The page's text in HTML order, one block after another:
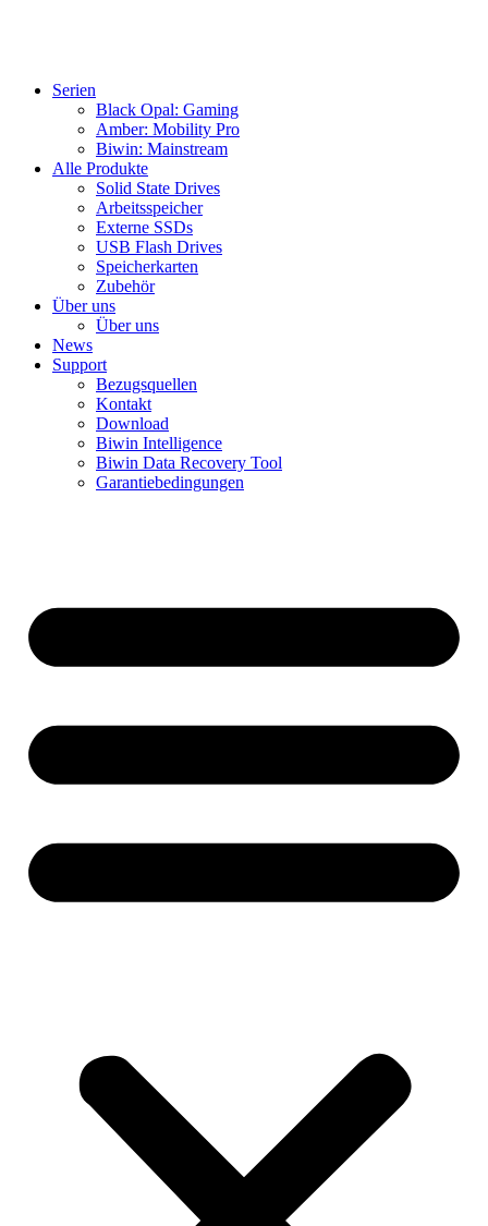
Serien
Black Opal: Gaming
Amber: Mobility Pro
Biwin: Mainstream
Alle Produkte
Solid State Drives
Arbeitsspeicher
Externe SSDs
USB Flash Drives
Speicherkarten
Zubehör
Über uns
Über uns
News
Support
Bezugsquellen
Kontakt
Download
Biwin Intelligence
Biwin Data Recovery Tool
Garantiebedingungen